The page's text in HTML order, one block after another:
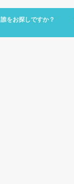
誰をお探しですか？